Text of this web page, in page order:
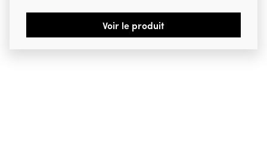
Voir le produit